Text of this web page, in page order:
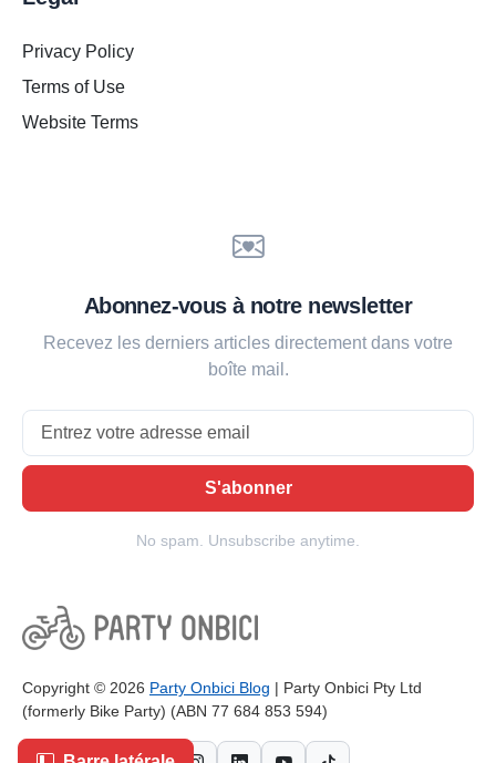
Privacy Policy
Terms of Use
Website Terms
Abonnez-vous à notre newsletter
Recevez les derniers articles directement dans votre
boîte mail.
Email
S'abonner
No spam. Unsubscribe anytime.
Copyright © 2026 Party Onbici Blog | Party Onbici Pty Ltd
(formerly Bike Party) (ABN 77 684 853 594)